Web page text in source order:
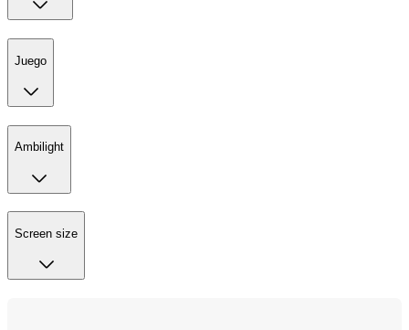
Juego
Ambilight
Screen size